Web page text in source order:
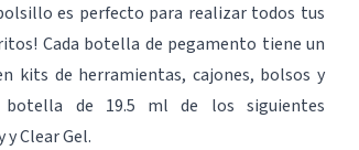
es perfecto para realizar todos tus
Cada botella de pegamento tiene un
kits de herramientas, cajones, bolsos y
botella de 19.5 ml de los siguientes
Clear Gel.